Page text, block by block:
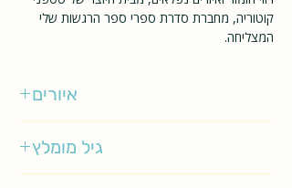
קוטוריה, מחברת סדרת ספרי ספר הרגשות שלי
המצליחה.
איורים
גיל מומלץ